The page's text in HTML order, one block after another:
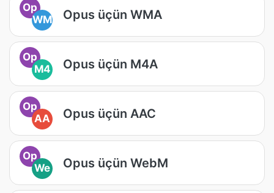
Op
WM
Opus üçün WMA
Op
M4
Opus üçün M4A
Op
AA
Opus üçün AAC
Op
We
Opus üçün WebM